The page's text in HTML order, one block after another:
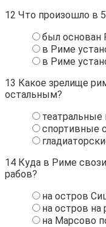
12 Что произошло в
был основан
в Риме
в Риме
13 Какое зрелище
остальным?
театральные
спортивные
14 Куда в Риме
рабов?
на остров
на остров на
на Марсово